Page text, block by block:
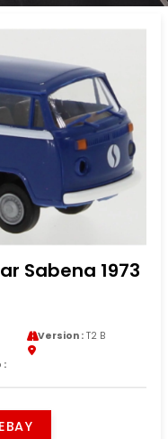
Sabena 1973
Version :T2 B
: